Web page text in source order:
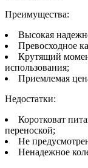
Преимущества:
Высокая
Превосходное
Крутящий
использования;
Приемлемая
Недостатки:
Коротковат
переноской;
Не
Ненадежное